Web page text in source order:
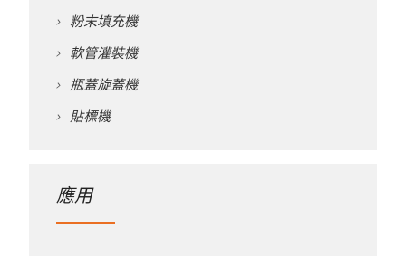
粉末填充機
軟管灌裝機
瓶蓋旋蓋機
貼標機
應用